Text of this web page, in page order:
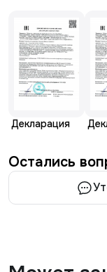
Декларация
Остались